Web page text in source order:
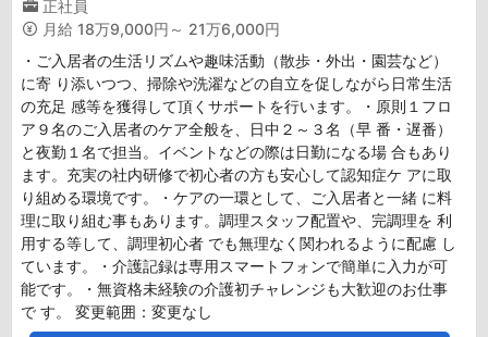
正社員
月給 18万9,000円～ 21万6,000円
・ご入居者の生活リズムや趣味活動（散歩・外出・園芸など）
に寄 り添いつつ、掃除や洗濯などの自立を促しながら日常生活
の充足 感等を獲得して頂くサポートを行います。・原則１フロ
ア９名のご入居者のケア全般を、日中２～３名（早 番・遅番）
と夜勤１名で担当。イベントなどの際は日勤になる場 合もあり
ます。充実の社内研修で初心者の方も安心して認知症ケ アに取
り組める環境です。・ケアの一環として、ご入居者と一緒 に料
理に取り組む事もあります。調理スタッフ配置や、完調理を 利
用する等して、調理初心者 でも無理なく関われるように配慮 し
ています。・介護記録は専用スマートフォンで簡単に入力が可
能です。・無資格未経験の介護初チャレンジも大歓迎のお仕事
で す。 変更範囲：変更なし